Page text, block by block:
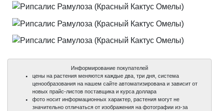
Информирование покупателей
цены на растения меняются каждые два, три дня, система
ценообразования на нашем сайте автоматизирована и зависит от
новых прайс-листов поставщика и курса доллара
фото носит информационных характер, растения могут не
значительно отличаться от изображения на фотографии из-за